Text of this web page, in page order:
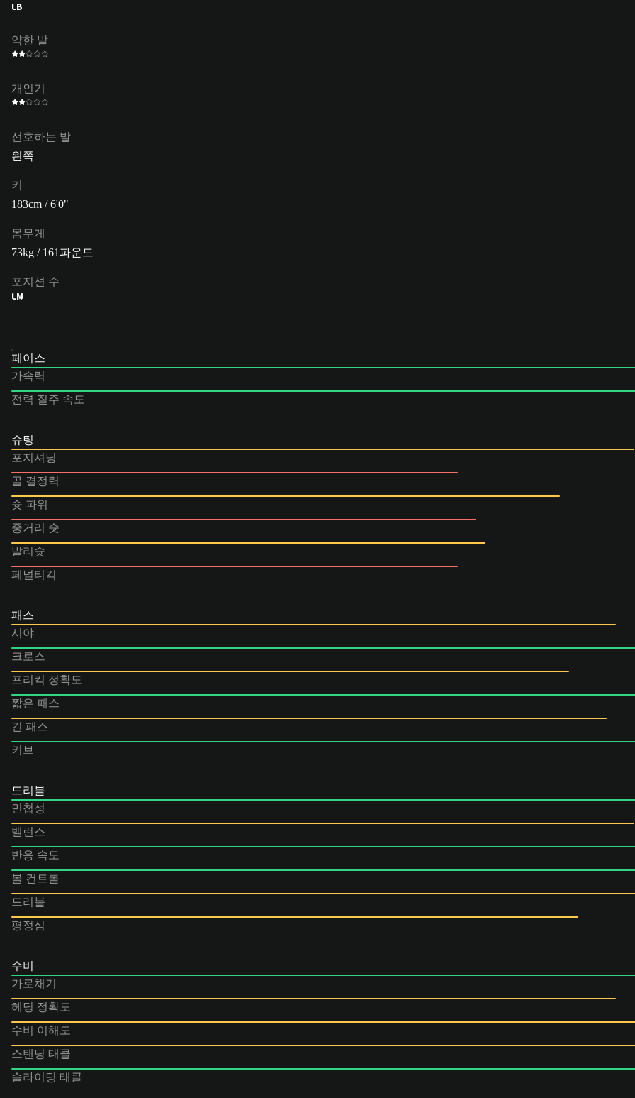
LB
약한 발
개인기
선호하는 발
왼쪽
키
183cm / 6'0"
몸무게
73kg / 161파운드
포지션 수
LM
페이스
가속력
전력 질주 속도
슈팅
포지셔닝
골 결정력
슛 파워
중거리 슛
발리슛
페널티킥
패스
시야
크로스
프리킥 정확도
짧은 패스
긴 패스
커브
드리블
민첩성
밸런스
반응 속도
볼 컨트롤
드리블
평정심
수비
가로채기
헤딩 정확도
수비 이해도
스탠딩 태클
슬라이딩 태클